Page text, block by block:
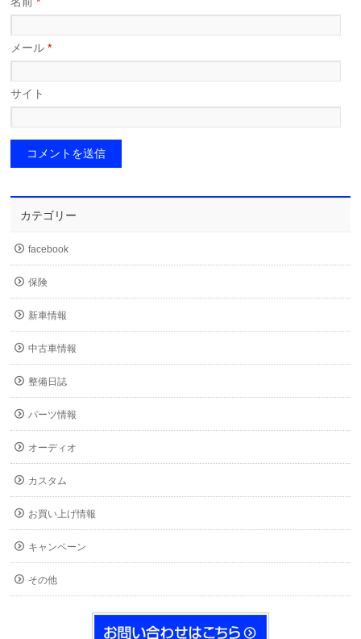
メール*
サイト
カテゴリー
facebook
保険
新車情報
中古車情報
整備日誌
パーツ情報
オーディオ
カスタム
お買い上げ情報
キャンペーン
その他